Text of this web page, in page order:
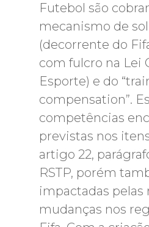
Futebol são
mecanismo de
(decorrente do
com fulcro na Lei
Esporte) e do
compensation”.
competências
previstas nos itens
artigo 22,
RSTP, porém
impactadas pelas
mudanças nos